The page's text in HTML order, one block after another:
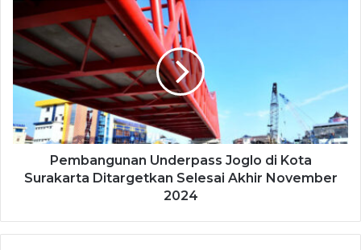
Pembangunan Underpass Joglo di Kota
Surakarta Ditargetkan Selesai Akhir November
2024